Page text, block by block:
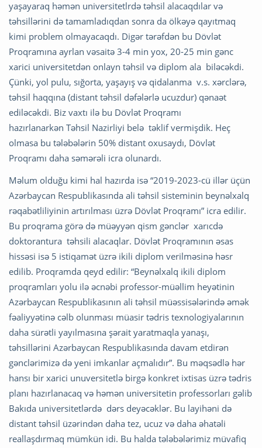
yaşayaraq həmən universitetlrdə təhsil alacaqdılar və
təhsillərini də tamamladıqdan sonra da ölkəyə qayıtmaq
kimi problem olmayacaqdı. Digər tərəfdən bu Dövlət
Proqramına ayrlan vəsaitə 3-4 min yox, 20-25 min gənc
xarici universitetdən onlayn təhsil və diplom ala biləcəkdi.
Çünki, yol pulu, sığorta, yaşayış və qidalanma v.s. xərclərə,
təhsil haqqına (distant təhsil dəfələrlə ucuzdur) qənaət
ediləcəkdi. Biz vaxtı ilə bu Dövlət Proqramı
hazırlanarkən Təhsil Nazirliyi belə təklif vermişdik. Heç
olmasa bu tələbələrin 50% distant oxusaydı, Dövlət
Proqramı daha səmərəli icra olunardı.
Məlum olduğu kimi hal hazırda isə “2019-2023-cü illər üçün
Azərbaycan Respublikasında ali təhsil sisteminin beynəlxalq
rəqabətliliyinin artırılması üzrə Dövlət Proqramı” icra edilir.
Bu proqrama görə də müəyyən qism gənclər xarıcdə
doktorantura təhsili alacaqlar. Dövlət Proqramının əsas
hissəsi isə 5 istiqamət üzrə ikili diplom verilməsinə həsr
edilib. Proqramda qeyd edilir: “Beynəlxalq ikili diplom
proqramları yolu ilə əcnəbi professor-müəllim heyətinin
Azərbaycan Respublikasının ali təhsil müəssisələrində əmək
fəaliyyətinə cəlb olunması müasir tədris texnologiyalarının
daha sürətli yayılmasına şərait yaratmaqla yanaşı,
təhsillərini Azərbaycan Respublikasında davam etdirən
gənclərimizə də yeni imkanlar açmalıdır”. Bu məqsədlə hər
hansı bir xarici unuversitetlə birgə konkret ixtisas üzrə tədris
planı hazırlanacaq və həmən universitetin professorları gəlib
Bakıda universitetlərdə dərs deyəcəklər. Bu layihəni də
distant təhsil üzərindən daha tez, ucuz və daha əhatəli
reallaşdırmaq mümkün idi. Bu halda tələbələrimiz müvafiq